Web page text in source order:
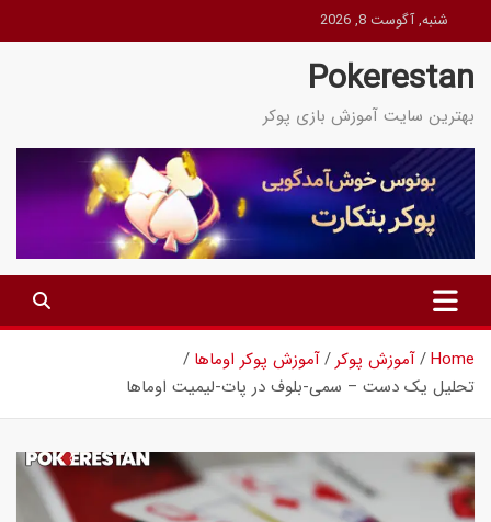
to
content
شنبه, آگوست 8, 2026
Pokerestan
بهترین سایت آموزش بازی پوکر
Home آموزش پوکر
آموزش پوکر اوماها
تحلیل یک دست – سمی-بلوف در پات-لیمیت اوماها